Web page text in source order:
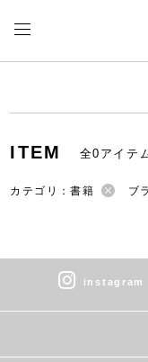
ITEM 全0アイテ
カテゴリ：書籍 ブ
instagram